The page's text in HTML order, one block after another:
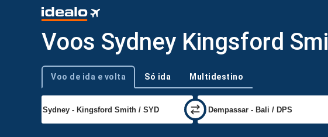
Voos Sydney Kingsford
Tipo de viagem
Voo de ida e volta Só ida Multidestino